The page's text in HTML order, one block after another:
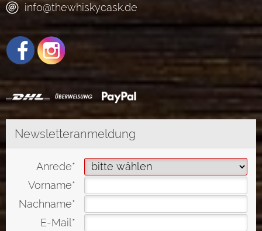
info@thewhiskycask.de